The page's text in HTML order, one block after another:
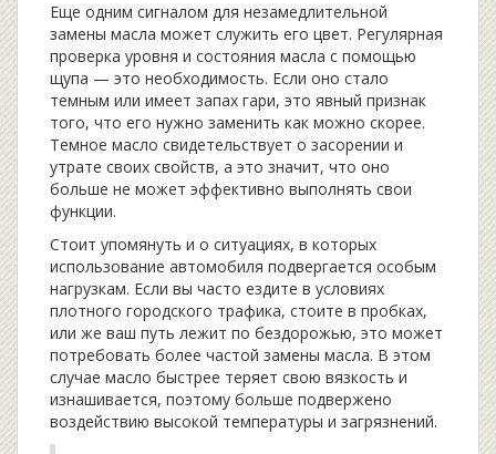
Еще одним сигналом для незамедлительной
замены масла может служить его цвет. Регулярная
проверка уровня и состояния масла с помощью
щупа — это необходимость. Если оно стало
темным или имеет запах гари, это явный признак
того, что его нужно заменить как можно скорее.
Темное масло свидетельствует о засорении и
утрате своих свойств, а это значит, что оно
больше не может эффективно выполнять свои
функции.
Стоит упомянуть и о ситуациях, в которых
использование автомобиля подвергается особым
нагрузкам. Если вы часто ездите в условиях
плотного городского трафика, стоите в пробках,
или же ваш путь лежит по бездорожью, это может
потребовать более частой замены масла. В этом
случае масло быстрее теряет свою вязкость и
изнашивается, поэтому больше подвержено
воздействию высокой температуры и загрязнений.